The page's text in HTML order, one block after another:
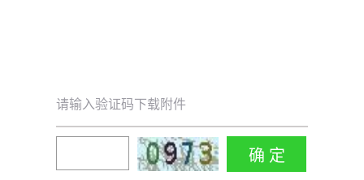
请输入验证码下载附件